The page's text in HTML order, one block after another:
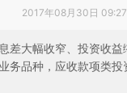
2017年08月30日
差大幅收窄、投资收
务品种，应收款项类